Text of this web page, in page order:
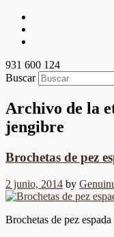
931 600 124
Buscar
Archivo de la
jengibre
Brochetas de pez
2 junio, 2014 by
Brochetas de pez